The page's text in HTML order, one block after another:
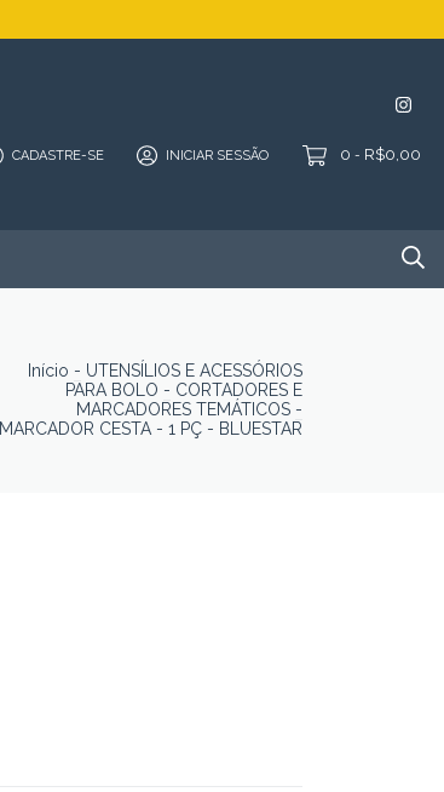
CADASTRE-SE INICIAR SESSÃO 0 - R$0,00
CONTATO
Início - UTENSÍLIOS E ACESSÓRIOS
PARA BOLO - CORTADORES E
MARCADORES TEMÁTICOS -
MARCADOR CESTA - 1 PÇ - BLUESTAR